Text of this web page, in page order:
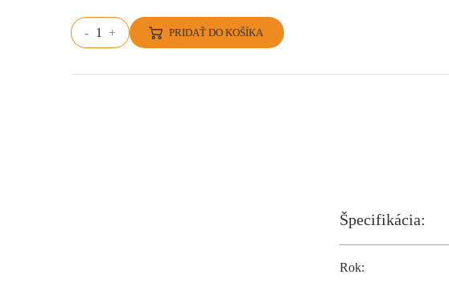
- + PRIDAŤ DO KOŠÍKA
Špecifikácia:
Rok: